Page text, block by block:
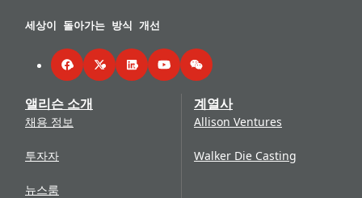
용 정밀 감속 기어 어셈블리와 V-드라이브 선박 기어, 4기통
1928년: 제임스 앨리슨이 사망한 후 앨리슨 엔지니어링 컴
지한다는 조건으로 제너럴 모터스에 매각합니다. 오늘날까
지 앨리슨 트랜스미션의 본사와 주요 제조 기지는 인디애나
각식 항공기 엔진이 라이트 필드에서 150시간의 승인 시험
과 글로벌 채굴 및 건설 용도를 위한 솔루션인 TerraTran을
2022년: 고객, 업계 파트너 및 공급업체를 지원하기 위해 향
상된 제품 및 기술 개발과 검증 기능을 갖춘 96,000평방피
트 규모의 새로운 시설인 혁신 센터를 개설합니다.
세상이 돌아가는 방식 개선
FacebookTwitterLinkedInYouTubeWeChat
앨리슨 소개
채용 정보
투자자
뉴스룸
계열사
Allison Ventures
Walker Die Casting